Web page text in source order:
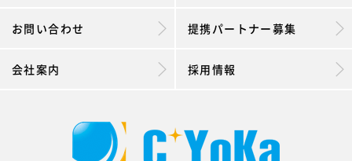
お問い合わせ 提携パートナー募集
会社案内 採用情報